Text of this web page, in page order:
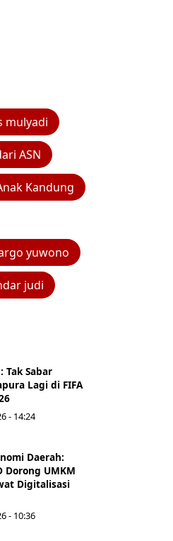
mulyadi
ASN
Kandung
yuwono
judi
Tak Sabar
Lagi di FIFA
- 14:24
Daerah:
Dorong UMKM
Digitalisasi
- 10:36